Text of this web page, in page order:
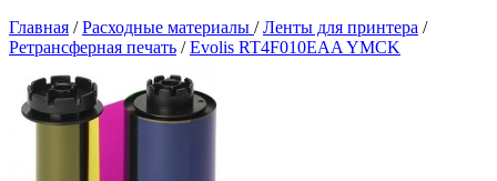
Главная / Расходные материалы / Ленты для принтера /
Ретрансферная печать / Evolis RT4F010EAA YMCK